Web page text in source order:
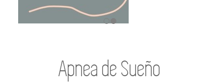
Apnea de Sueño